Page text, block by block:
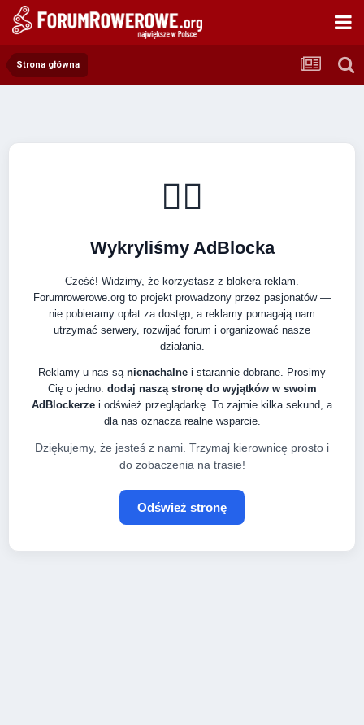
Strona główna
🚴‍♂️
Wykryliśmy AdBlocka
Cześć! Widzimy, że korzystasz z blokera reklam.
Forumrowerowe.org to projekt prowadzony przez pasjonatów —
nie pobieramy opłat za dostęp, a reklamy pomagają nam
utrzymać serwery, rozwijać forum i organizować nasze
działania.
Reklamy u nas są nienachalne i starannie dobrane. Prosimy
Cię o jedno: dodaj naszą stronę do wyjątków w swoim
AdBlockerze i odśwież przeglądarkę. To zajmie kilka sekund, a
dla nas oznacza realne wsparcie.
Dziękujemy, że jesteś z nami. Trzymaj kierownicę prosto i
do zobaczenia na trasie!
Odśwież stronę